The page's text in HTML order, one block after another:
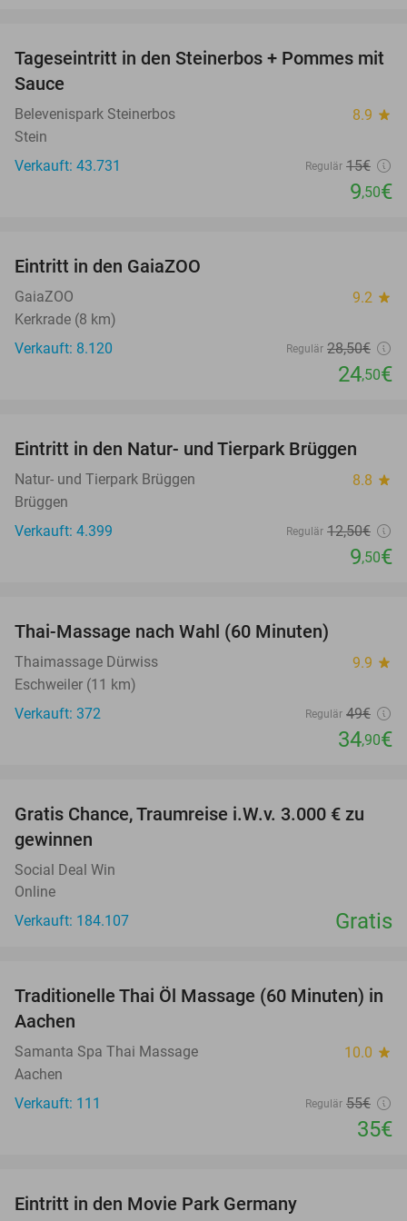
37%
Tageseintritt in den Steinerbos + Pommes mit
Sauce
Belevenispark Steinerbos 8.9 star
Stein
Verkauft: 43.731
Regulär 15€
9,50€
Eintritt in den GaiaZOO
GaiaZOO 9.2 star
Kerkrade (8 km)
Verkauft: 8.120
Regulär 28,50€
24,50€
24%
Eintritt in den Natur- und Tierpark Brüggen
Natur- und Tierpark Brüggen 8.8 star
Brüggen
Verkauft: 4.399
Regulär 12,50€
9,50€
Thai-Massage nach Wahl (60 Minuten)
Thaimassage Dürwiss 9.9 star
Eschweiler (11 km)
Verkauft: 372
Regulär 49€
34,90€
Gratis Chance, Traumreise i.W.v. 3.000 € zu
gewinnen
Social Deal Win
Online
Verkauft: 184.107
Gratis
36%
Traditionelle Thai Öl Massage (60 Minuten) in
Aachen
Samanta Spa Thai Massage 10.0 star
Aachen
Verkauft: 111
Regulär 55€
35€
Eintritt in den Movie Park Germany